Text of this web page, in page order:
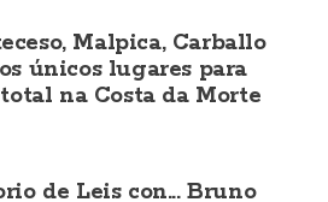
Malpica, Carballo
únicos lugares para
na Costa da Morte
de Leis con... Bruno